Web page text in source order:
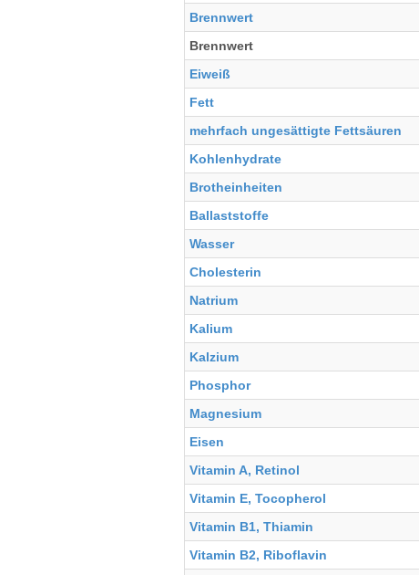
Brennwert
Brennwert
Eiweiß
Fett
mehrfach ungesättigte Fettsäuren
Kohlenhydrate
Brotheinheiten
Ballaststoffe
Wasser
Cholesterin
Natrium
Kalium
Kalzium
Phosphor
Magnesium
Eisen
Vitamin A, Retinol
Vitamin E, Tocopherol
Vitamin B1, Thiamin
Vitamin B2, Riboflavin